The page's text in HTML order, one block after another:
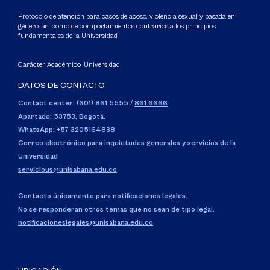
Protocolo de atención para casos de acoso, violencia sexual y basada en
género, así como de comportamientos contrarios a los principios
fundamentales de la Universidad
Carácter Académico: Universidad
DATOS DE CONTACTO
Contact center: (601) 861 5555 / 861 6666
Apartado: 53753, Bogotá.
WhatsApp: +57 3205164838
Correo electrónico para inquietudes generales y servicios de la
Universidad
servicious@unisabana.edu.co
Contacto únicamente para notificaciones legales.
No se responderán otros temas que no sean de tipo legal.
notificacioneslegales@unisabana.edu.co